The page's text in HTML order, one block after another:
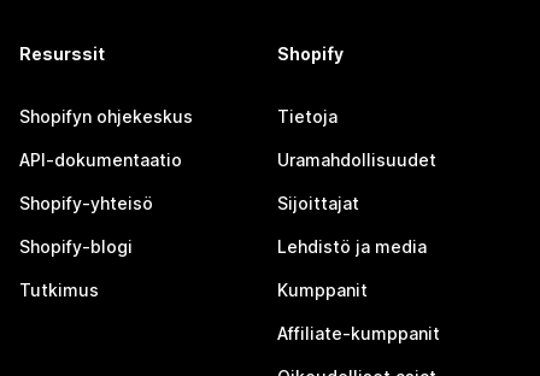
Resurssit
Shopifyn ohjekeskus
API-dokumentaatio
Shopify-yhteisö
Shopify-blogi
Tutkimus
Shopify
Tietoja
Uramahdollisuudet
Sijoittajat
Lehdistö ja media
Kumppanit
Affiliate-kumppanit